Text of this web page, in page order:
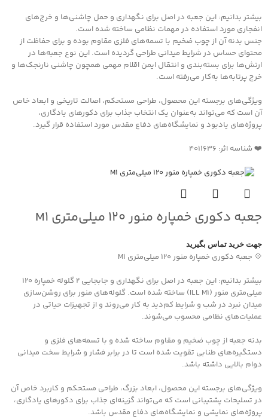
بیشتر بدانیم: این جعبه در اصل برای نگهداری و حمل چاشنی‌ها و خرج‌های
انفجاری مورد استفاده در مهمات نظامی ساخته شده است.
جنس بدنه آن از چوب ضخیم با تسمه‌های فلزی مقاوم بوده و برای حفاظت از
محتوای حساس در شرایط میدانی طراحی گردیده است. این نوع جعبه‌ها در
ارتش‌ها برای بسته‌بندی و انتقال ایمن اقلام مهمی همچون چاشنی نارنجک‌ها و
خرج پرتابه‌ها به‌کار می‌رفته است.
ویژگی‌های برجسته این محصول، طراحی مستحکم، اصالت تاریخی و ابعاد خاص
آن است که می‌تواند به‌عنوان یک انتخاب جذاب برای دکورهای یادگاری،
پروژه‌های یادبود و نمایشگاه‌های دفاع مقدس مورد استفاده قرار گیرد.
❤️ شناسه اثر: 4011636
جعبه دکوری خمپاره منور ۱۲۰ میلی‌متری M1
جهت خرید تماس بگیرید
💠 جعبه دکوری خمپاره منور ۱۲۰ میلی‌متری M1
بیشتر بدانیم: این جعبه در اصل برای نگهداری و جابجایی ۲ گلوله خمپاره ۱۲۰
میلی‌متری منور (ILL M1) ساخته شده است. گلوله‌های منور برای روشن‌سازی
میدان نبرد در شب و شرایط کم‌دید به کار می‌روند و از تجهیزات حیاتی در
عملیات‌های نظامی محسوب می‌شوند.
بدنه جعبه از چوب ضخیم و مقاوم ساخته شده و با تسمه‌های فلزی و
دستگیره‌های طنابی تقویت شده است تا در برابر فشار و شرایط سخت میدانی
دوام بالایی داشته باشد.
ویژگی‌های برجسته این محصول، ابعاد بزرگ، طراحی مستحکم و کاربرد خاص آن
در تسلیحات پشتیبانی است که می‌تواند گزینه‌ای جذاب برای دکورهای یادگاری،
پروژه‌های نمایشی و نمایشگاه‌های دفاع مقدس باشد.